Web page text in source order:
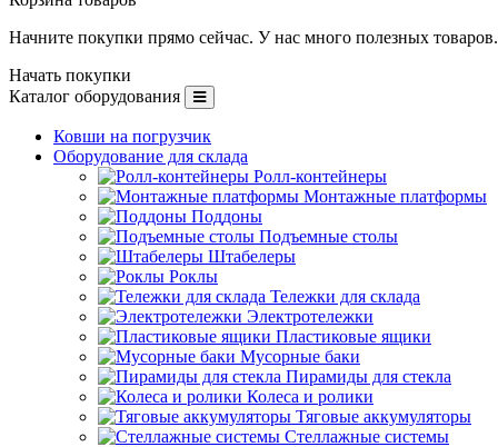
Начните покупки прямо сейчас. У нас много полезных товаров.
Начать покупки
Каталог оборудования
Ковши на погрузчик
Оборудование для склада
Ролл-контейнеры
Монтажные платформы
Поддоны
Подъемные столы
Штабелеры
Роклы
Тележки для склада
Электротележки
Пластиковые ящики
Мусорные баки
Пирамиды для стекла
Колеса и ролики
Тяговые аккумуляторы
Стеллажные системы